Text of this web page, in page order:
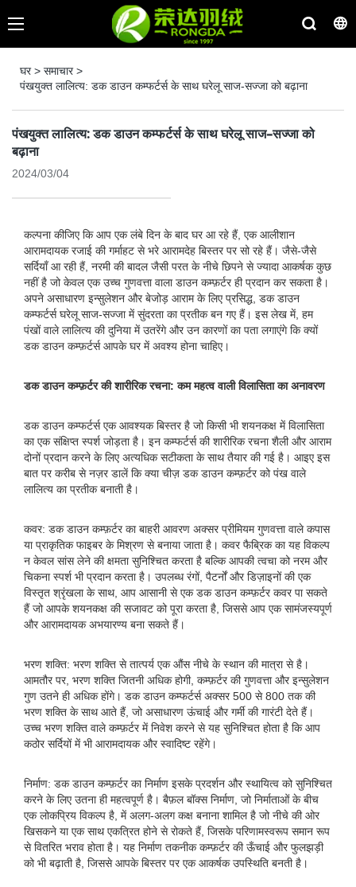
घर> समाचार>
पंखयुक्त लालित्य: डक डाउन कम्फर्टर्स के साथ घरेलू साज-सज्जा को बढ़ाना
पंखयुक्त लालित्य: डक डाउन कम्फर्टर्स के साथ घरेलू साज-सज्जा को
बढ़ाना
2024/03/04
कल्पना कीजिए कि आप एक लंबे दिन के बाद घर आ रहे हैं, एक आलीशान
आरामदायक रजाई की गर्माहट से भरे आरामदेह बिस्तर पर सो रहे हैं। जैसे-जैसे
सर्दियाँ आ रही हैं, नरमी की बादल जैसी परत के नीचे छिपने से ज्यादा आकर्षक कुछ
नहीं है जो केवल एक उच्च गुणवत्ता वाला डाउन कम्फ़र्टर ही प्रदान कर सकता है।
अपने असाधारण इन्सुलेशन और बेजोड़ आराम के लिए प्रसिद्ध, डक डाउन
कम्फर्टर्स घरेलू साज-सज्जा में सुंदरता का प्रतीक बन गए हैं। इस लेख में, हम
पंखों वाले लालित्य की दुनिया में उतरेंगे और उन कारणों का पता लगाएंगे कि क्यों
डक डाउन कम्फ़र्टर्स आपके घर में अवश्य होना चाहिए।
डक डाउन कम्फ़र्टर की शारीरिक रचना: कम महत्व वाली विलासिता का अनावरण
डक डाउन कम्फर्टर्स एक आवश्यक बिस्तर है जो किसी भी शयनकक्ष में विलासिता
का एक संक्षिप्त स्पर्श जोड़ता है। इन कम्फर्टर्स की शारीरिक रचना शैली और आराम
दोनों प्रदान करने के लिए अत्यधिक सटीकता के साथ तैयार की गई है। आइए इस
बात पर करीब से नज़र डालें कि क्या चीज़ डक डाउन कम्फ़र्टर को पंख वाले
लालित्य का प्रतीक बनाती है।
कवर: डक डाउन कम्फ़र्टर का बाहरी आवरण अक्सर प्रीमियम गुणवत्ता वाले कपास
या प्राकृतिक फाइबर के मिश्रण से बनाया जाता है। कवर फैब्रिक का यह विकल्प
न केवल सांस लेने की क्षमता सुनिश्चित करता है बल्कि आपकी त्वचा को नरम और
चिकना स्पर्श भी प्रदान करता है। उपलब्ध रंगों, पैटर्नों और डिज़ाइनों की एक
विस्तृत श्रृंखला के साथ, आप आसानी से एक डक डाउन कम्फ़र्टर कवर पा सकते
हैं जो आपके शयनकक्ष की सजावट को पूरा करता है, जिससे आप एक सामंजस्यपूर्ण
और आरामदायक अभयारण्य बना सकते हैं।
भरण शक्ति: भरण शक्ति से तात्पर्य एक औंस नीचे के स्थान की मात्रा से है।
आमतौर पर, भरण शक्ति जितनी अधिक होगी, कम्फ़र्टर की गुणवत्ता और इन्सुलेशन
गुण उतने ही अधिक होंगे। डक डाउन कम्फर्टर्स अक्सर 500 से 800 तक की
भरण शक्ति के साथ आते हैं, जो असाधारण ऊंचाई और गर्मी की गारंटी देते हैं।
उच्च भरण शक्ति वाले कम्फ़र्टर में निवेश करने से यह सुनिश्चित होता है कि आप
कठोर सर्दियों में भी आरामदायक और स्वादिष्ट रहेंगे।
निर्माण: डक डाउन कम्फ़र्टर का निर्माण इसके प्रदर्शन और स्थायित्व को सुनिश्चित
करने के लिए उतना ही महत्वपूर्ण है। बैफ़ल बॉक्स निर्माण, जो निर्माताओं के बीच
एक लोकप्रिय विकल्प है, में अलग-अलग कक्ष बनाना शामिल है जो नीचे की ओर
खिसकने या एक साथ एकत्रित होने से रोकते हैं, जिसके परिणामस्वरूप समान रूप
से वितरित भराव होता है। यह निर्माण तकनीक कम्फ़र्टर की ऊँचाई और फुलझड़ी
को भी बढ़ाती है, जिससे आपके बिस्तर पर एक आकर्षक उपस्थिति बनती है।